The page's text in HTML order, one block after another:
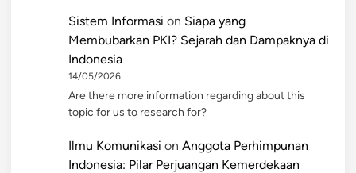
Sistem Informasi on Siapa yang
Membubarkan PKI? Sejarah dan Dampaknya di
Indonesia
14/05/2026
Are there more information regarding about this
topic for us to research for?
Ilmu Komunikasi on Anggota Perhimpunan
Indonesia: Pilar Perjuangan Kemerdekaan